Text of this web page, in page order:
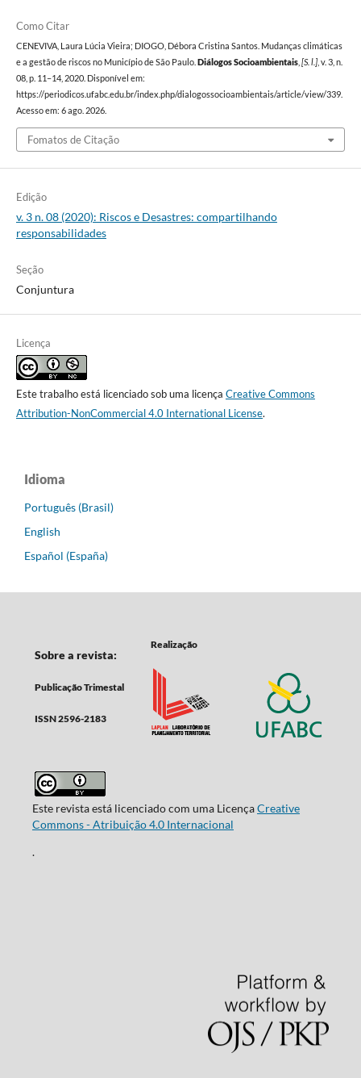
Como Citar
CENEVIVA, Laura Lúcia Vieira; DIOGO, Débora Cristina Santos. Mudanças climáticas
e a gestão de riscos no Município de São Paulo. Diálogos Socioambientais, [S. l.], v. 3, n.
08, p. 11–14, 2020. Disponível em:
https://periodicos.ufabc.edu.br/index.php/dialogossocioambientais/article/view/339.
Acesso em: 6 ago. 2026.
Fomatos de Citação
Edição
v. 3 n. 08 (2020): Riscos e Desastres: compartilhando
responsabilidades
Seção
Conjuntura
Licença
Este trabalho está licenciado sob uma licença Creative Commons
Attribution-NonCommercial 4.0 International License.
Idioma
Português (Brasil)
English
Español (España)
Sobre a revista:
Publicação Trimestal
ISSN 2596-2183
Realização
Este revista está licenciado com uma LicençaCreative
Commons - Atribuição 4.0 Internacional
.